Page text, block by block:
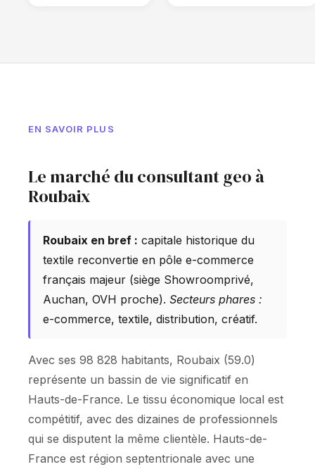
EN SAVOIR PLUS
Le marché du consultant geo à
Roubaix
Roubaix en bref : capitale historique du
textile reconvertie en pôle e-commerce
français majeur (siège Showroomprivé,
Auchan, OVH proche). Secteurs phares :
e-commerce, textile, distribution, créatif.
Avec ses 98 828 habitants, Roubaix (59.0)
représente un bassin de vie significatif en
Hauts-de-France. Le tissu économique local est
compétitif, avec des dizaines de professionnels
qui se disputent la même clientèle. Hauts-de-
France est région septentrionale avec une